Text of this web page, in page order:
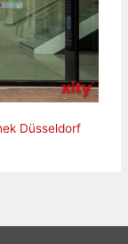
Düsseldorf